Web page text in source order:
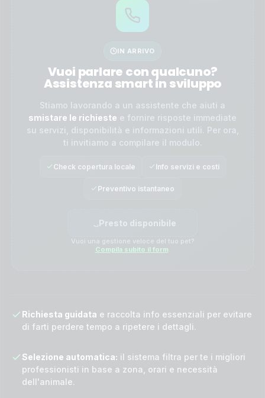
IN ARRIVO
Vuoi parlare con qualcuno?
Assistenza smart in sviluppo
Stiamo lavorando a un assistente che aiuti a
smistare le richieste e fornire risposte immediate
su servizi, disponibilità e informazioni utili. Per ora,
ti invitiamo a compilare il modulo.
Check copertura locale Info servizi e costi
Preventivo istantaneo
Presto disponibile
Vuoi una gestione veloce del tuo pet?
Compila subito il form
Richiesta guidata e raccolta info essenziali per evitare
di farti perdere tempo a ripetere i dettagli.
Selezione automatica: il sistema filtra per te i migliori
professionisti in base a zona, orari e necessità
dell'animale.